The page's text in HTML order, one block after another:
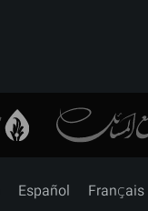
Français
Español